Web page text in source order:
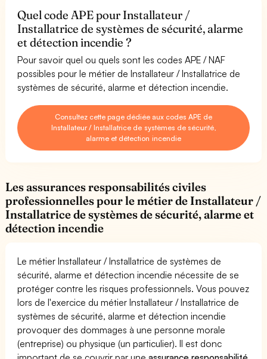
Quel code APE pour Installateur /
Installatrice de systèmes de sécurité, alarme
et détection incendie ?
Pour savoir quel ou quels sont les codes APE / NAF
possibles pour le métier de Installateur / Installatrice de
systèmes de sécurité, alarme et détection incendie.
Consultez cette page dédiée aux codes APE de
Installateur / Installatrice de systèmes de sécurité,
alarme et détection incendie
Les assurances responsabilités civiles
professionnelles pour le métier de Installateur /
Installatrice de systèmes de sécurité, alarme et
détection incendie
Le métier Installateur / Installatrice de systèmes de
sécurité, alarme et détection incendie nécessite de se
protéger contre les risques professionnels. Vous pouvez
lors de l'exercice du métier Installateur / Installatrice de
systèmes de sécurité, alarme et détection incendie
provoquer des dommages à une personne morale
(entreprise) ou physique (un particulier). Il est donc